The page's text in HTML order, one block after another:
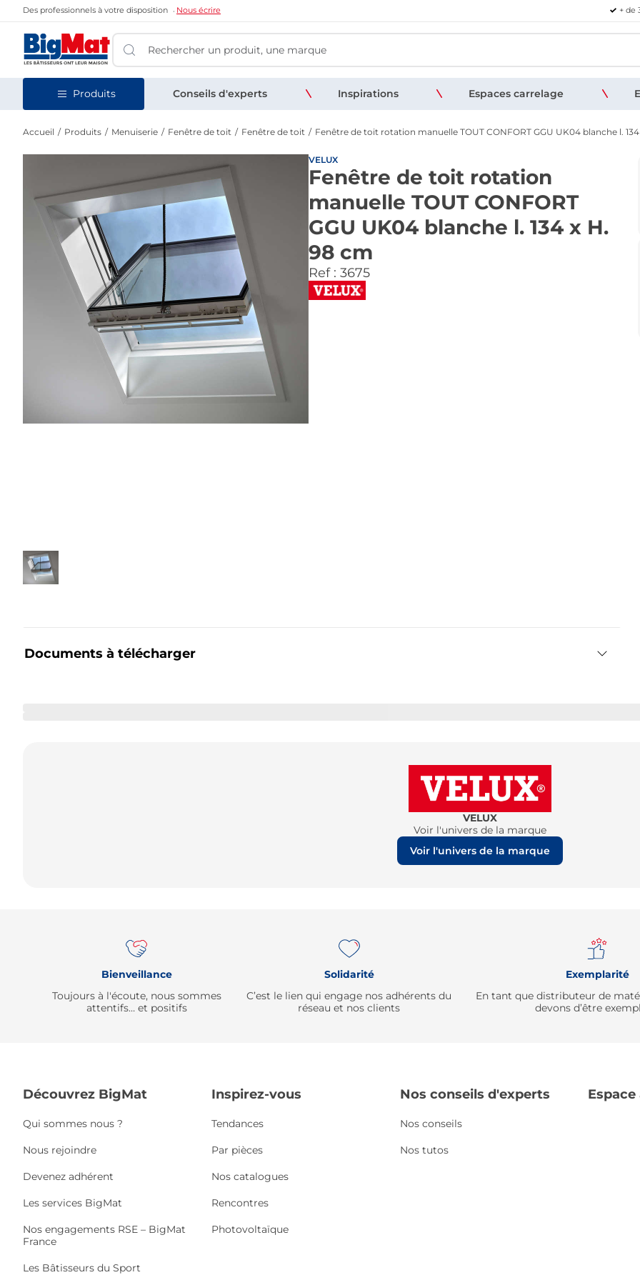
Des professionnels à votre disposition Nous écrire + de
Produits Conseils d'experts Inspirations Espaces carrelage
Accueil Produits Menuiserie Fenêtre de toit Fenêtre de toit Fenêtre de toit rotation manuelle TOUT CONFORT GGU UK04 blanche l.
VELUX
Fenêtre de toit rotation
manuelle TOUT CONFORT
GGU UK04 blanche l. 134 x H.
98 cm
Ref : 3675
Documents à télécharger
VELUX
Voir l'univers de la marque
Voir l'univers de la marque
Bienveillance
Toujours à l'écoute, nous sommes
attentifs… et positifs
Solidarité
C’est le lien qui engage nos adhérents du
réseau et nos clients
Exemplarité
En tant que distributeur de
devons d’être
Découvrez BigMat
Qui sommes nous ?
Nous rejoindre
Devenez adhérent
Les services BigMat
Nos engagements RSE – BigMat
France
Les Bâtisseurs du Sport
Inspirez-vous
Tendances
Par pièces
Nos catalogues
Rencontres
Photovoltaïque
Nos conseils d'experts
Nos conseils
Nos tutos